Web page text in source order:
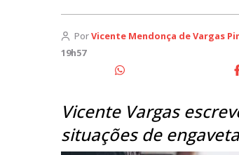
PorVicente Mendonça de Vargas
19h57
Vicente Vargas
situações de